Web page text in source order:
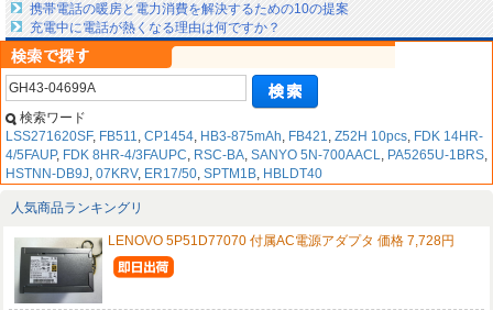
携帯電話の暖房と電力消費を解決するための10の提案
充電中に電話が熱くなる理由は何ですか？
検索ワード
LSS271620SF, FB511, CP1454, HB3-875mAh, FB421, Z52H 10pcs, FDK 14HR-
4/5FAUP, FDK 8HR-4/3FAUPC, RSC-BA, SANYO 5N-700AACL, PA5265U-1BRS,
HSTNN-DB9J, 07KRV, ER17/50, SPTM1B, HBLDT40
人気商品ランキングリ
LENOVO 5P51D77070 付属AC電源アダプタ 価格 7,728円